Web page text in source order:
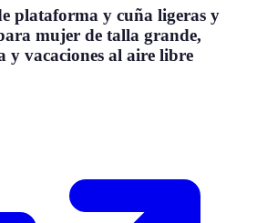
plataforma y cuña ligeras y
mujer de talla grande,
y vacaciones al aire libre